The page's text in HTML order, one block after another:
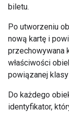
biletu.
Po utworzeniu
nową kartę i
przechowywana
właściwości
powiązanej klasy
Do każdego
identyfikator,